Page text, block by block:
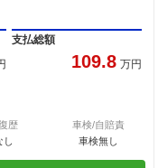
支払総額
109.8 万円
歴
し
車検/自賠責
車検無し